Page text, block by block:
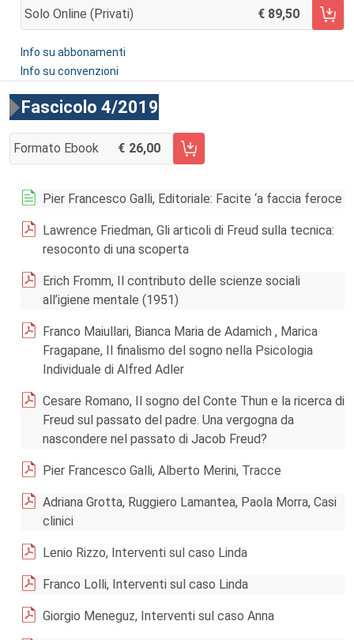
Solo Online (privati) 89,50
AGGIUNGI AL CARRELLO
Info su abbonamenti
Info su convenzioni
Fascicolo 4/2019
Formato Ebook 26,00
AGGIUNGI AL CARRELLO FASCICOLO 4/2019
Pier Francesco Galli, Editoriale: Facite ‘a faccia feroce
Lawrence Friedman, Gli articoli di Freud sulla tecnica:
resoconto di una scoperta
Erich Fromm, Il contributo delle scienze sociali
all’igiene mentale (1951)
Franco Maiullari, Bianca Maria de Adamich , Marica
Fragapane, Il finalismo del sogno nella Psicologia
Individuale di Alfred Adler
Cesare Romano, Il sogno del Conte Thun e la ricerca di
Freud sul passato del padre. Una vergogna da
nascondere nel passato di Jacob Freud?
Pier Francesco Galli, Alberto Merini, Tracce
Adriana Grotta, Ruggiero Lamantea, Paola Morra, Casi
clinici
Lenio Rizzo, Interventi sul caso Linda
Franco Lolli, Interventi sul caso Linda
Giorgio Meneguz, Interventi sul caso Anna